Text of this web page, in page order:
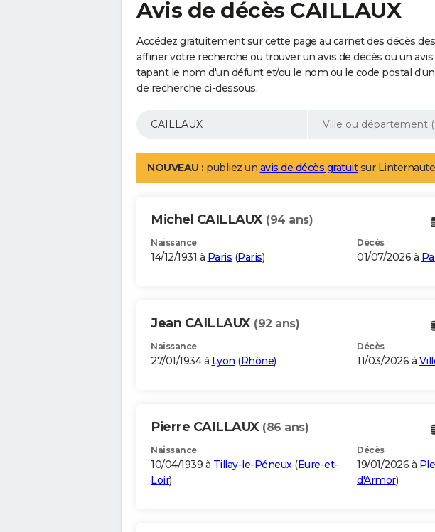
Avis de décès CAILLAUX
Accédez gratuitement sur cette page au carnet des décès des
affiner votre recherche ou trouver un avis de décès ou un
tapant le nom d'un défunt et/ou le nom ou le code postal
de recherche ci-dessous.
NOUVEAU : publiez un avis de décès gratuitsur
Michel CAILLAUX (94 ans)
Naissance
14/12/1931 à Paris (Paris)
Décès
01/07/2026 à
Jean CAILLAUX (92 ans)
Naissance
27/01/1934 à Lyon (Rhône)
Décès
11/03/2026 à
Pierre CAILLAUX (86 ans)
Naissance
10/04/1939 à Tillay-le-Péneux(Eure-et-
Loir)
Décès
19/01/2026 à
d'Armor)